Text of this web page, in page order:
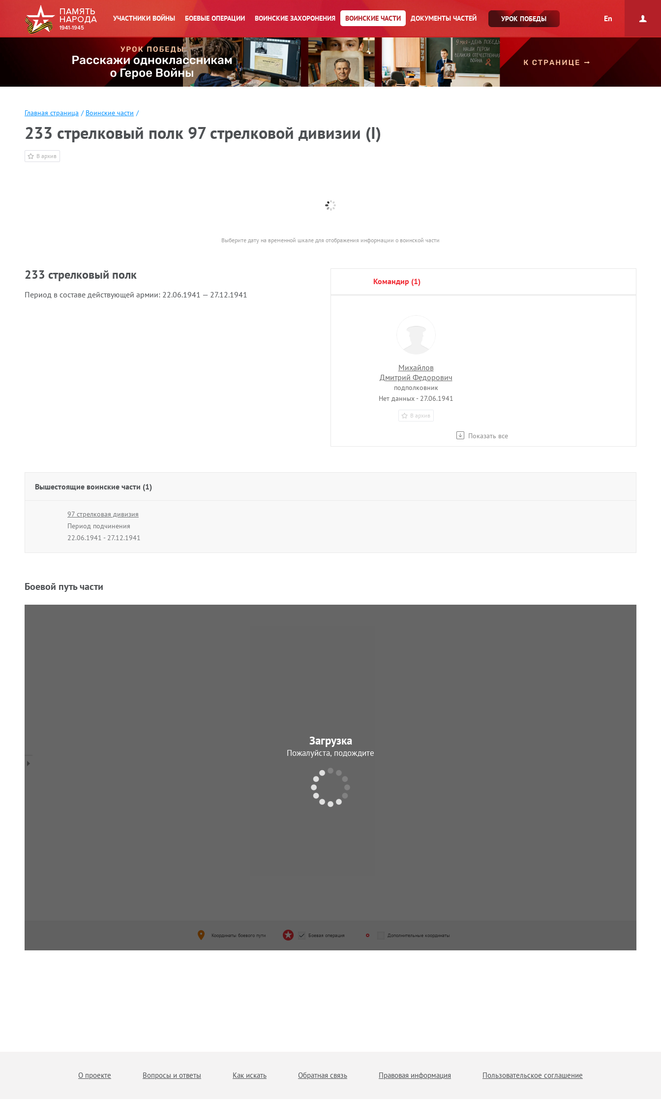
УЧАСТНИКИ ВОЙНЫ БОЕВЫЕ ОПЕРАЦИИ ВОИНСКИЕ ЗАХОРОНЕНИЯ ВОИНСКИЕ ЧАСТИ ДОКУМЕНТЫ ЧАСТЕЙ УРОК ПОБЕДЫ En
Главная страница / Воинские части /
233 стрелковый полк 97 стрелковой дивизии (I)
В архив
Выберите дату на временной шкале для отображения информации о воинской части
233 стрелковый полк
Период в составе действующей армии: 22.06.1941 — 27.12.1941
командир (1)
Показать все
Михайлов
Дмитрий Федорович
подполковник
Нет данных - 27.06.1941
В архив
Вышестоящие воинские части (1)
97 стрелковая дивизия
Период подчинения
22.06.1941 - 27.12.1941
Боевой путь части
Координаты боевого пути Боевая операция Дополнительные координаты
Загрузка
Пожалуйста, подождите
О проекте Вопросы и ответы Как искать Обратная связь Правовая информация Пользовательское соглашение